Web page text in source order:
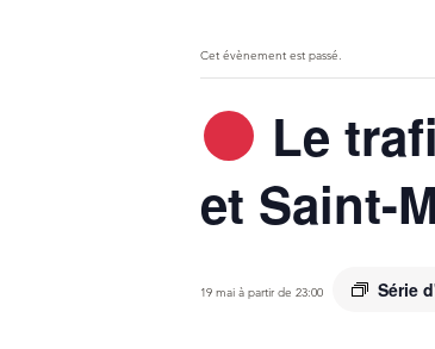
Cet évènement est passé.
Le
et Saint-
19 mai à partir de 23:00 Série